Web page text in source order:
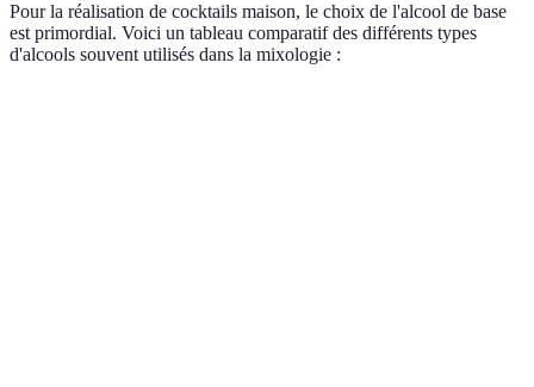
Pour la réalisation de cocktails maison, le choix de l'alcool de base
est primordial. Voici un tableau comparatif des différents types
d'alcools souvent utilisés dans la mixologie :